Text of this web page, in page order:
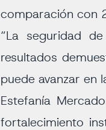
comparación con
“La seguridad
resultados
puede avanzar en
Estefanía
fortalecimiento